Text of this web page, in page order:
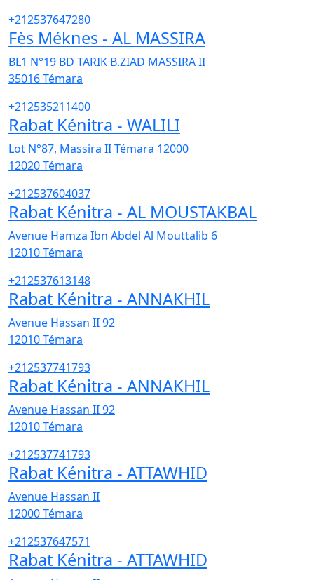
+212537647280
Fès Méknes - AL MASSIRA
BL1 N°19 BD TARIK B.ZIAD MASSIRA II
35016Témara
+212535211400
Rabat Kénitra - WALILI
Lot N°87, Massira II Témara 12000
12020Témara
+212537604037
Rabat Kénitra - AL MOUSTAKBAL
Avenue Hamza Ibn Abdel Al Mouttalib 6
12010Témara
+212537613148
Rabat Kénitra - ANNAKHIL
Avenue Hassan II 92
12010Témara
+212537741793
Rabat Kénitra - ANNAKHIL
Avenue Hassan II 92
12010Témara
+212537741793
Rabat Kénitra - ATTAWHID
Avenue Hassan II
12000Témara
+212537647571
Rabat Kénitra - ATTAWHID